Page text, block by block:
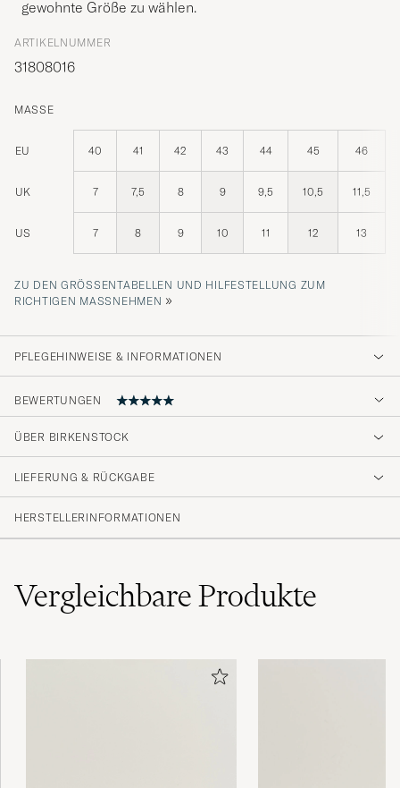
gewohnte Größe zu wählen.
ARTIKELNUMMER
31808016
MASSE
EU 40 41 42 43 44 45 46
UK 7 7,5 8 9 9,5 10,5 11,5
US 7 8 9 10 11 12 13
ZU DEN GRÖSSENTABELLEN UND HILFESTELLUNG ZUM R
ICHTIGEN MASSNEHMEN
»
PFLEGEHINWEISE & INFORMATIONEN
BEWERTUNGEN
Förväntningarna uppfylldes på varan och
servicen
ÜBER BIRKENSTOCK
LIEFERUNG & RÜCKGABE
HERSTELLERINFORMATIONEN
VergleichbareProdukte